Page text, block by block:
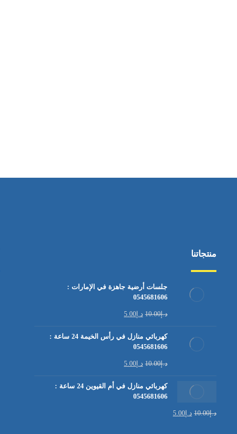
منتجاتنا
جلسات أرضية جاهزة في الإمارات :
0545681606
د.إ10.00 د.إ 5.00
كهربائي منازل في رأس الخيمة 24 ساعة :
0545681606
د.إ10.00 د.إ 5.00
كهربائي منازل في أم القيوين 24 ساعة :
0545681606
د.إ10.00 د.إ 5.00